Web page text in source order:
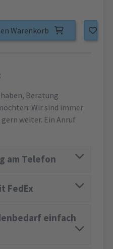
Warenkorb
Beratung
Wir sind immer
weiter. Ein Anruf
am Telefon
FedEx
einfach